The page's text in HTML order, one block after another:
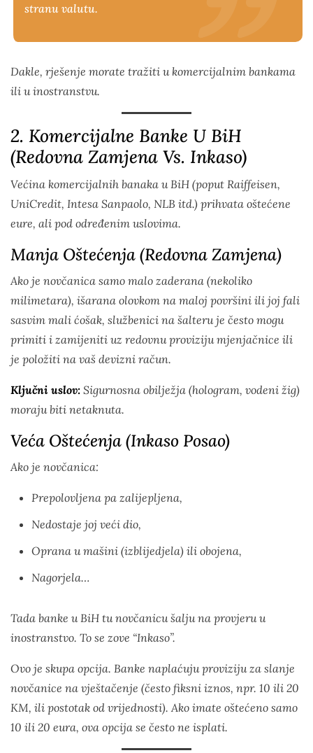
stranu valutu.
Dakle, rješenje morate tražiti u komercijalnim bankama
ili u inostranstvu.
2. Komercijalne Banke U BiH
(Redovna Zamjena Vs. Inkaso)
Većina komercijalnih banaka u BiH (poput Raiffeisen,
UniCredit, Intesa Sanpaolo, NLB itd.) prihvata oštećene
eure, ali pod određenim uslovima.
Manja Oštećenja (Redovna Zamjena)
Ako je novčanica samo malo zaderana (nekoliko
milimetara), išarana olovkom na maloj površini ili joj fali
sasvim mali ćošak, službenici na šalteru je često mogu
primiti i zamijeniti uz redovnu proviziju mjenjačnice ili
je položiti na vaš devizni račun.
Ključni uslov: Sigurnosna obilježja (hologram, vodeni žig)
moraju biti netaknuta.
Veća Oštećenja (Inkaso Posao)
Ako je novčanica:
Prepolovljena pa zalijepljena,
Nedostaje joj veći dio,
Oprana u mašini (izblijedjela) ili obojena,
Nagorjela…
Tada banke u BiH tu novčanicu šalju na provjeru u
inostranstvo. To se zove “Inkaso”.
Ovo je skupa opcija. Banke naplaćuju proviziju za slanje
novčanice na vještačenje (često fiksni iznos, npr. 10 ili 20
KM, ili postotak od vrijednosti). Ako imate oštećeno samo
10 ili 20 eura, ova opcija se često ne isplati.